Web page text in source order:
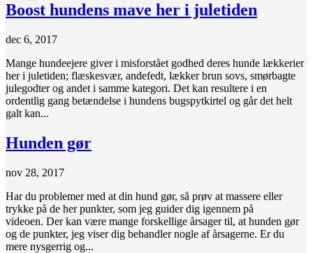
Boost hundens mave her i juletiden
dec 6, 2017
Mange hundeejere giver i misforstået godhed deres hunde lækkerier
her i juletiden; flæskesvær, andefedt, lækker brun sovs, smørbagte
julegodter og andet i samme kategori. Det kan resultere i en
ordentlig gang betændelse i hundens bugspytkirtel og går det helt
galt kan...
Hunden gør
nov 28, 2017
Har du problemer med at din hund gør, så prøv at massere eller
trykke på de her punkter, som jeg guider dig igennem på
videoen. Der kan være mange forskellige årsager til, at hunden gør
og de punkter, jeg viser dig behandler nogle af årsagerne. Er du
mere nysgerrig og...